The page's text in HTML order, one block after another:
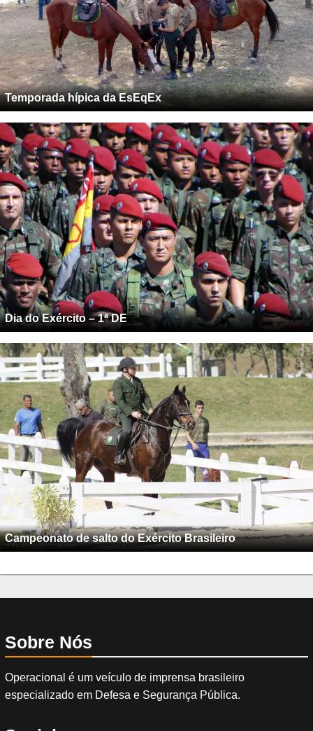
Temporada hípica da EsEqEx
Dia do Exército – 1ª DE
Campeonato de salto do Exército Brasileiro
Sobre Nós
Operacional é um veículo de imprensa brasileiro
especializado em Defesa e Segurança Pública.